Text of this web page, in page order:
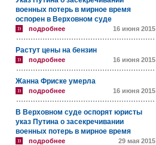
военных потерь в мирное время
оспорен в Верховном суде
подробнее 16 июня 2015
Растут цены на бензин
подробнее 16 июня 2015
Жанна Фриске умерла
подробнее 16 июня 2015
В Верховном суде оспорят юристы
указ Путина о засекречивании
военных потерь в мирное время
подробнее 29 мая 2015